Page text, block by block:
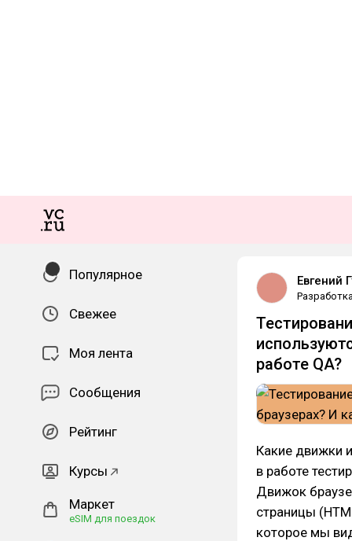
Популярное
Свежее
Моя лента
Сообщения
Рейтинг
Курсы
Маркет
eSIM для поездок
Евгений
работе QA?
Какие движки
в работе
Движок
страницы
которое мы